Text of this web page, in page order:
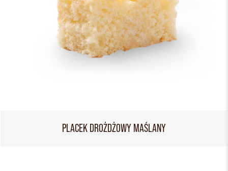
PLACEK DROŻDŻOWY MAŚLANY